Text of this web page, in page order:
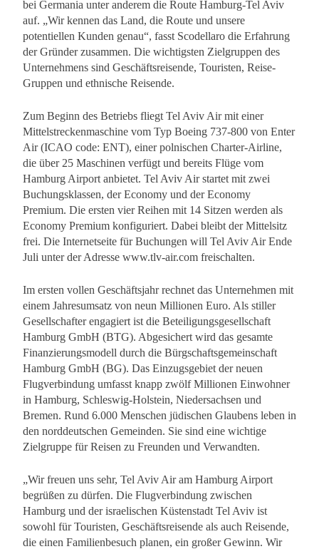
bei Germania unter anderem die Route Hamburg-Tel Aviv
auf. „Wir kennen das Land, die Route und unsere
potentiellen Kunden genau“, fasst Scodellaro die Erfahrung
der Gründer zusammen. Die wichtigsten Zielgruppen des
Unternehmens sind Geschäftsreisende, Touristen, Reise-
Gruppen und ethnische Reisende.
Zum Beginn des Betriebs fliegt Tel Aviv Air mit einer
Mittelstreckenmaschine vom Typ Boeing 737-800 von Enter
Air (ICAO code: ENT), einer polnischen Charter-Airline,
die über 25 Maschinen verfügt und bereits Flüge vom
Hamburg Airport anbietet. Tel Aviv Air startet mit zwei
Buchungsklassen, der Economy und der Economy
Premium. Die ersten vier Reihen mit 14 Sitzen werden als
Economy Premium konfiguriert. Dabei bleibt der Mittelsitz
frei. Die Internetseite für Buchungen will Tel Aviv Air Ende
Juli unter der Adresse www.tlv-air.com freischalten.
Im ersten vollen Geschäftsjahr rechnet das Unternehmen mit
einem Jahresumsatz von neun Millionen Euro. Als stiller
Gesellschafter engagiert ist die Beteiligungsgesellschaft
Hamburg GmbH (BTG). Abgesichert wird das gesamte
Finanzierungsmodell durch die Bürgschaftsgemeinschaft
Hamburg GmbH (BG). Das Einzugsgebiet der neuen
Flugverbindung umfasst knapp zwölf Millionen Einwohner
in Hamburg, Schleswig-Holstein, Niedersachsen und
Bremen. Rund 6.000 Menschen jüdischen Glaubens leben in
den norddeutschen Gemeinden. Sie sind eine wichtige
Zielgruppe für Reisen zu Freunden und Verwandten.
„Wir freuen uns sehr, Tel Aviv Air am Hamburg Airport
begrüßen zu dürfen. Die Flugverbindung zwischen
Hamburg und der israelischen Küstenstadt Tel Aviv ist
sowohl für Touristen, Geschäftsreisende als auch Reisende,
die einen Familienbesuch planen, ein großer Gewinn. Wir